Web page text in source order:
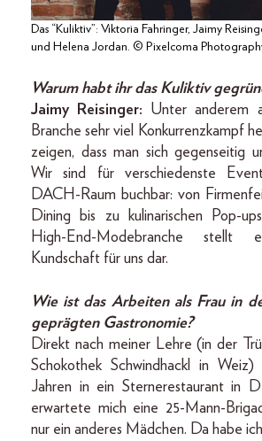
Das “Kuliktiv”: Viktoria Fahringer, Jaimy
und Helena Jordan. © Pixelcoma
Warum habt ihr das Kuliktiv
Jaimy Reisinger: Unter anderem
Branche sehr viel Konkurrenzkampf
zeigen, dass man sich gegenseitig
Wir sind für verschiedenste
DACH-Raum buchbar: von
Dining bis zu kulinarischen Pop-
High-End-Modebranche stellt
Kundschaft für uns dar.
Wie ist das Arbeiten als Frau in
geprägten Gastronomie?
Direkt nach meiner Lehre (in der
Schokothek Schwindhackl in
Jahren in ein Sterne­restaurant in
erwartete mich eine 25-Mann-
nur ein anderes Mädchen. Da habe